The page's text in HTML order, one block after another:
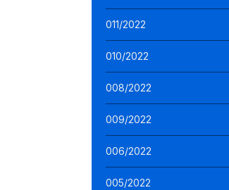
011/2022
010/2022
008/2022
009/2022
006/2022
005/2022